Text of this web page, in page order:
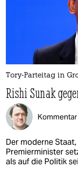
Tory-Parteitag in
Rishi Sunak
Der moderne
Premierminister
als auf die Politik